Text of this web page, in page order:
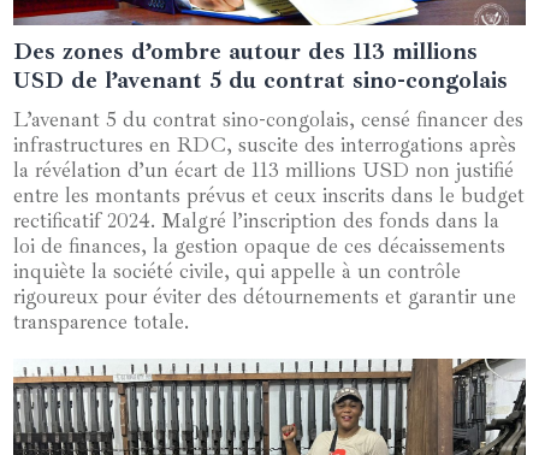
11 octobre 2024
Des zones d’ombre autour des 113 millions
USD de l’avenant 5 du contrat sino-congolais
L’avenant 5 du contrat sino-congolais, censé financer des
infrastructures en RDC, suscite des interrogations après
la révélation d’un écart de 113 millions USD non justifié
entre les montants prévus et ceux inscrits dans le budget
rectificatif 2024. Malgré l’inscription des fonds dans la
loi de finances, la gestion opaque de ces décaissements
inquiète la société civile, qui appelle à un contrôle
rigoureux pour éviter des détournements et garantir une
transparence totale.